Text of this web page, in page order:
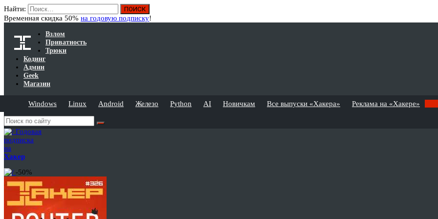
Найти:
Временная скидка 50% на годовую подписку!
Взлом
Приватность
Трюки
Кодинг
Админ
Geek
Магазин
Windows Linux Android Железо Python AI Новичкам Все выпуски «Хакера» Реклама на «Хакере»
Годовая
подписка
на
Хакер
-50%